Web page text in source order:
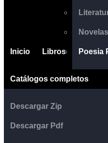
Inicio Libros Poesia
Catálogos completos
Descargar Zip
Descargar Pdf